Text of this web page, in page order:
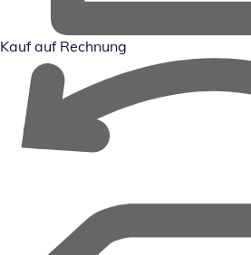
Kauf auf Rechnung